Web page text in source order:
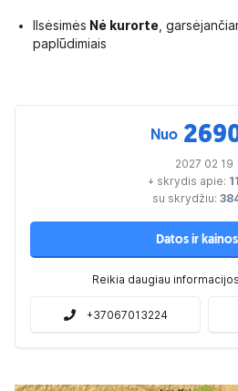
llsėsimės Nė kurorte ,
paplūdimiais
Nuo
2027 02 19
+ skrydis apie:
su skrydžiu:
Datos ir kainos
Reikia daugiau
+37067013224